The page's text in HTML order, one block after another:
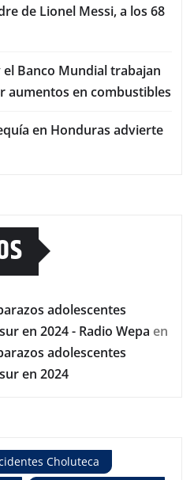
de Lionel Messi, a los 68
Banco Mundial trabajan
aumentos en combustibles
en Honduras advierte
adolescentes
en 2024 - Radio Wepa en
adolescentes
en 2024
Choluteca